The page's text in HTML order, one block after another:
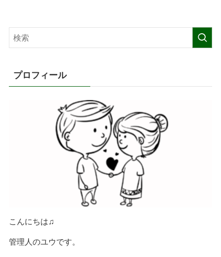
プロフィール
こんにちは♫
管理人のユウです。